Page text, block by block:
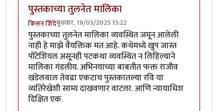
पुस्तकाच्या तुलनेत मालिका
किसन शिंदेबुधवार, 19/03/2025 15:22
पुस्तकाच्या तुलनेत मालिका व्यवस्थित जमून आलेली
नाही हे माझे वैयक्तिक मत आहे. कथेमध्ये खुप जास्त
पोंटेशियल असूनही पटकथा व्यवस्थित न लिहिल्याने
मालिका गंडलीय. अभिनयाच्या बाबतीत फक्त राजीव
खंडेलवाल तेवढा एकटाच पुस्तकातल्या रवि या
व्यतिरेखेशी साम्य दाखवणार वाटला. आणि न्यायाधिश
दिक्षित एक.